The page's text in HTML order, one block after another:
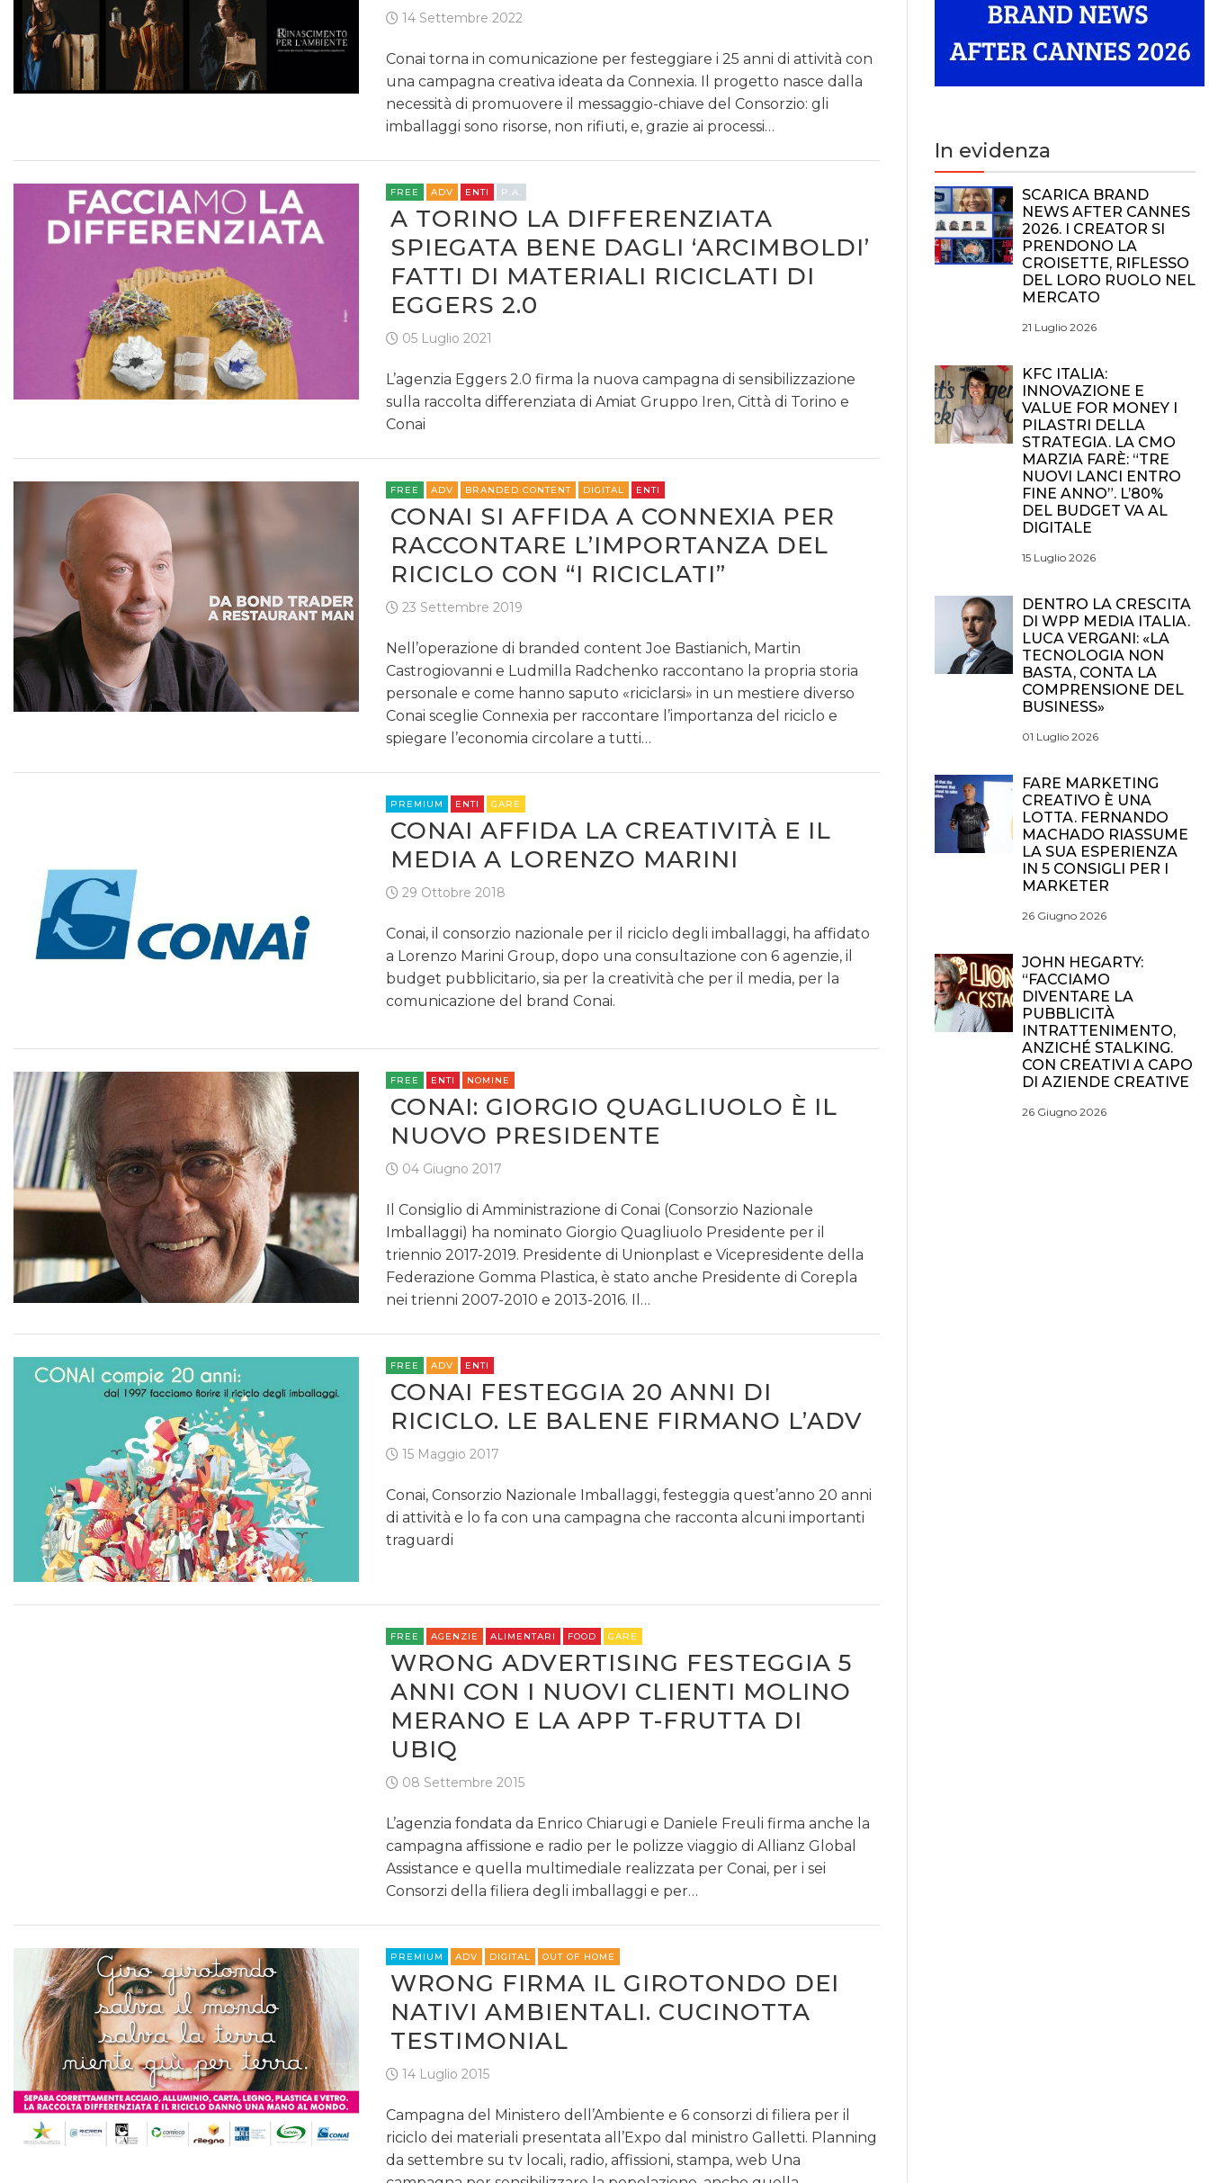
14 Settembre 2022
Conai torna in comunicazione per festeggiare i 25 anni di attività con
una campagna creativa ideata da Connexia. Il progetto nasce dalla
necessità di promuovere il messaggio-chiave del Consorzio: gli
imballaggi sono risorse, non rifiuti, e, grazie ai processi…
FREE ADV ENTI P.A.
A TORINO LA DIFFERENZIATA
SPIEGATA BENE DAGLI ‘ARCIMBOLDI’
FATTI DI MATERIALI RICICLATI DI
EGGERS 2.0
05 Luglio 2021
L’agenzia Eggers 2.0 firma la nuova campagna di sensibilizzazione
sulla raccolta differenziata di Amiat Gruppo Iren, Città di Torino e
Conai
FREE ADV BRANDED CONTENT DIGITAL ENTI
CONAI SI AFFIDA A CONNEXIA PER
RACCONTARE L’IMPORTANZA DEL
RICICLO CON “I RICICLATI”
23 Settembre 2019
Nell’operazione di branded content Joe Bastianich, Martin
Castrogiovanni e Ludmilla Radchenko raccontano la propria storia
personale e come hanno saputo «riciclarsi» in un mestiere diverso
Conai sceglie Connexia per raccontare l’importanza del riciclo e
spiegare l’economia circolare a tutti…
PREMIUM ENTI GARE
CONAI AFFIDA LA CREATIVITÀ E IL
MEDIA A LORENZO MARINI
29 Ottobre 2018
Conai, il consorzio nazionale per il riciclo degli imballaggi, ha affidato
a Lorenzo Marini Group, dopo una consultazione con 6 agenzie, il
budget pubblicitario, sia per la creatività che per il media, per la
comunicazione del brand Conai.
FREE ENTI NOMINE
CONAI: GIORGIO QUAGLIUOLO È IL
NUOVO PRESIDENTE
04 Giugno 2017
Il Consiglio di Amministrazione di Conai (Consorzio Nazionale
Imballaggi) ha nominato Giorgio Quagliuolo Presidente per il
triennio 2017-2019. Presidente di Unionplast e Vicepresidente della
Federazione Gomma Plastica, è stato anche Presidente di Corepla
nei trienni 2007-2010 e 2013-2016. Il…
FREE ADV ENTI
CONAI FESTEGGIA 20 ANNI DI
RICICLO. LE BALENE FIRMANO L’ADV
15 Maggio 2017
Conai, Consorzio Nazionale Imballaggi, festeggia quest’anno 20 anni
di attività e lo fa con una campagna che racconta alcuni importanti
traguardi
FREE AGENZIE ALIMENTARI FOOD GARE
WRONG ADVERTISING FESTEGGIA 5
ANNI CON I NUOVI CLIENTI MOLINO
MERANO E LA APP T-FRUTTA DI
UBIQ
08 Settembre 2015
L’agenzia fondata da Enrico Chiarugi e Daniele Freuli firma anche la
campagna affissione e radio per le polizze viaggio di Allianz Global
Assistance e quella multimediale realizzata per Conai, per i sei
Consorzi della filiera degli imballaggi e per…
PREMIUM ADV DIGITAL OUT OF HOME
WRONG FIRMA IL GIROTONDO DEI
NATIVI AMBIENTALI. CUCINOTTA
TESTIMONIAL
14 Luglio 2015
Campagna del Ministero dell’Ambiente e 6 consorzi di filiera per il
riciclo dei materiali presentata all’Expo dal ministro Galletti. Planning
da settembre su tv locali, radio, affissioni, stampa, web Una
In evidenza
SCARICA BRAND
NEWS AFTER CANNES
2026. I CREATOR SI
PRENDONO LA
CROISETTE, RIFLESSO
DEL LORO RUOLO NEL
MERCATO
21 Luglio 2026
KFC ITALIA:
INNOVAZIONE E
VALUE FOR MONEY I
PILASTRI DELLA
STRATEGIA. LA CMO
MARZIA FARÈ: “TRE
NUOVI LANCI ENTRO
FINE ANNO”. L’80%
DEL BUDGET VA AL
DIGITALE
15 Luglio 2026
DENTRO LA CRESCITA
DI WPP MEDIA ITALIA.
LUCA VERGANI: «LA
TECNOLOGIA NON
BASTA, CONTA LA
COMPRENSIONE DEL
BUSINESS»
01 Luglio 2026
FARE MARKETING
CREATIVO È UNA
LOTTA. FERNANDO
MACHADO RIASSUME
LA SUA ESPERIENZA
IN 5 CONSIGLI PER I
MARKETER
26 Giugno 2026
JOHN HEGARTY:
“FACCIAMO
DIVENTARE LA
PUBBLICITÀ
INTRATTENIMENTO,
ANZICHÉ STALKING.
CON CREATIVI A CAPO
DI AZIENDE CREATIVE
26 Giugno 2026